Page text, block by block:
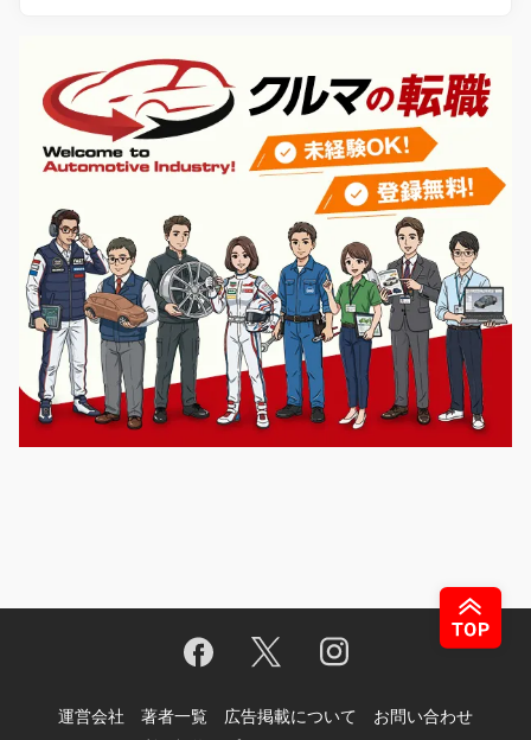
運営会社 著者一覧 広告掲載について
お問い合わせ